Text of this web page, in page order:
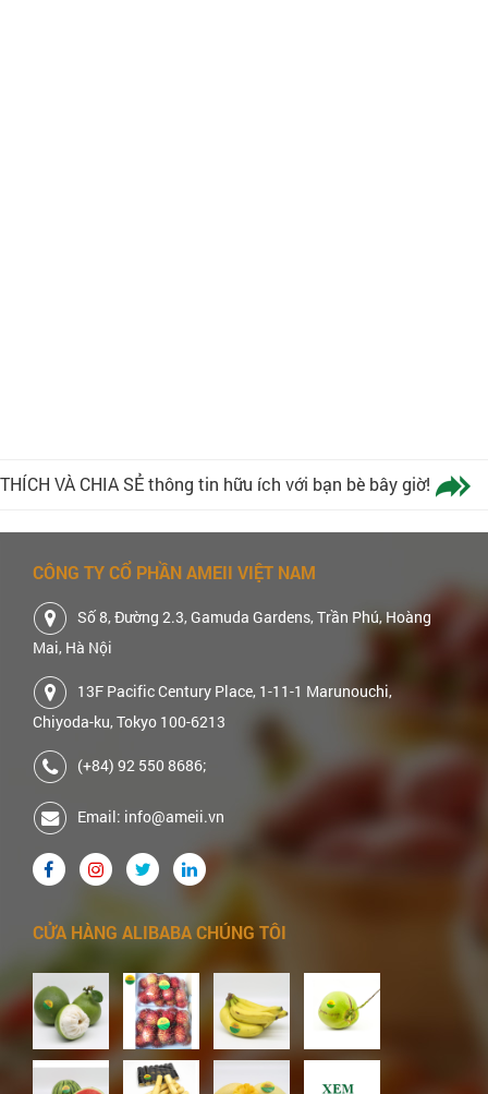
THÍCH VÀ CHIA SẺ thông tin hữu ích với bạn bè bây giờ!
CÔNG TY CỔ PHẦN AMEII VIỆT NAM
Số 8, Đường 2.3, Gamuda Gardens, Trần Phú, Hoàng
Mai, Hà Nội
13F Pacific Century Place, 1-11-1 Marunouchi,
Chiyoda-ku, Tokyo 100-6213
(+84) 92 550 8686;
Email: info@ameii.vn
CỬA HÀNG ALIBABA CHÚNG TÔI